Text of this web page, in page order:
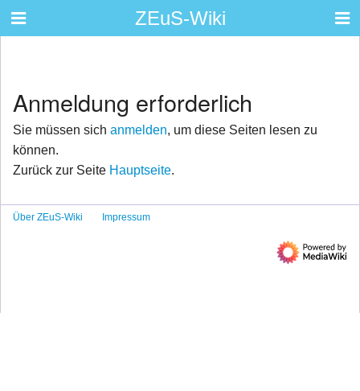
ZEuS-Wiki
Anmeldung erforderlich
Sie müssen sich anmelden, um diese Seiten lesen zu
können.
Zurück zur Seite Hauptseite.
Über ZEuS-Wiki Impressum